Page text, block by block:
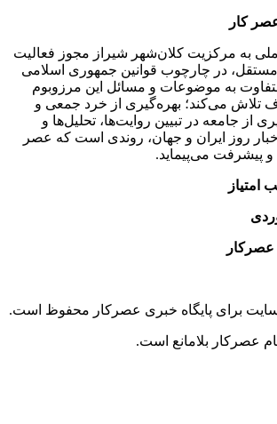
کار
به مرکزیت کلان‌شهر شیراز مجوز فعالیت
در چارچوب قوانین جمهوری اسلامی
متفاوت به موضوعات ‌و مسائل این مرزوبوم
تلاش می‌کند؛ بهره‌گیری از خرد جمعی و
از جامعه در تبیین روایت‌ها، تحلیل‌ها و
روز ایران و جهان، روندی است که عصر
پیشرفت می‌پیماید.
عصرکار
برای پایگاه خبری عصرکار محفوظ است.
عصرکار بلامانع است.